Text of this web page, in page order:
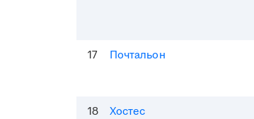
17 Почтальон
18 Хостес